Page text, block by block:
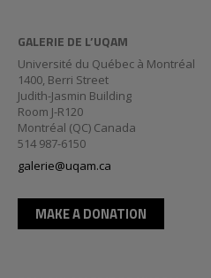
GALERIE DE L’UQAM
Université du Québec à Montréal
1400, Berri Street
Judith-Jasmin Building
Room J-R120
Montréal (QC) Canada
514 987-6150
galerie@uqam.ca
MAKE A DONATION